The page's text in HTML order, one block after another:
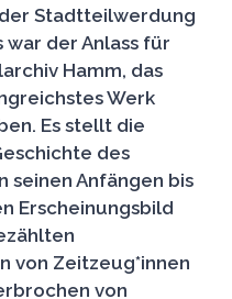
Stadtteilwerdung
war der Anlass für
Hamm, das
Werk
Es stellt die
des
seinen Anfängen bis
Erscheinungsbild
von Zeitzeug*innen
von